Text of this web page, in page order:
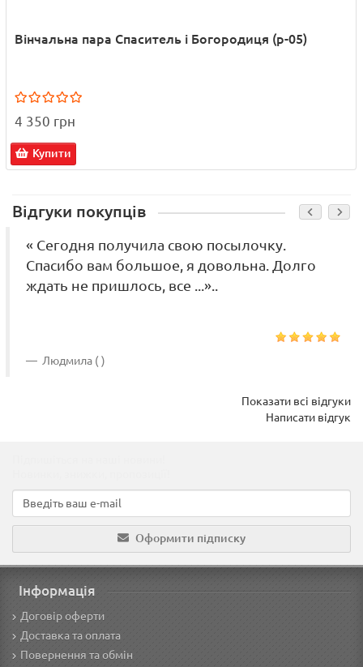
Вінчальна пара Спаситель і Богородиця (р-05)
4 350 грн
Купити
Відгуки покупців
« Сегодня получила свою посылочку.
Спасибо вам большое, я довольна. Долго
ждать не пришлось, все ...»..
Людмила ( )
Показати всі відгуки
Написати відгук
Оформити підписку
Інформація
Договір оферти
Доставка та оплата
Повернення та обмін